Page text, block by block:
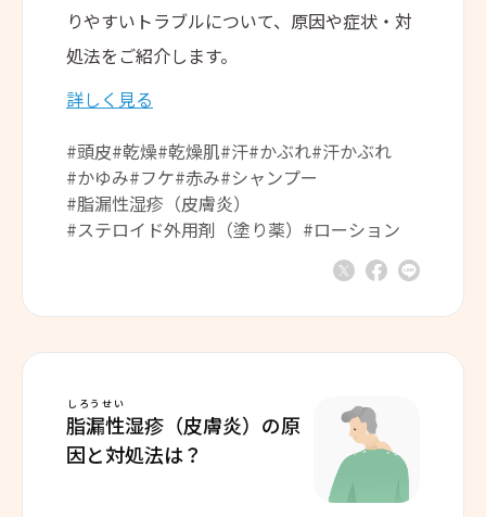
りやすいトラブルについて、原因や症状・対
処法をご紹介します。
詳しく見る
#頭皮#乾燥#乾燥肌#汗#かぶれ#汗かぶれ
#かゆみ#フケ#赤み#シャンプー
#脂漏性湿疹（皮膚炎）
#ステロイド外用剤（塗り薬） #ローション
脂漏性
しろうせい
湿疹（皮膚炎）の原
因と対処法は？